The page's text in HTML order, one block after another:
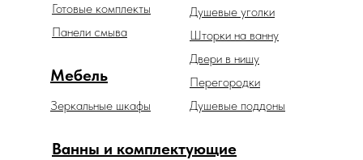
Ванны и комплектующие
Зеркальные шкафы
Мебель
Душевые уголки
Шторки на ванну
Двери в нишу
Перегородки
Душевые поддоны
Готовые комплекты
Панели смыва